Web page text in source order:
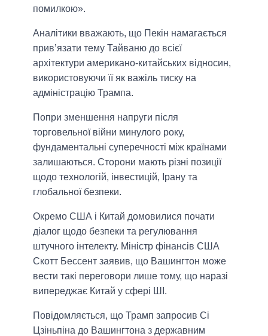
помилкою».
Аналітики вважають, що Пекін намагається
прив’язати тему Тайваню до всієї
архітектури американо-китайських відносин,
використовуючи її як важіль тиску на
адміністрацію Трампа.
Попри зменшення напруги після
торговельної війни минулого року,
фундаментальні суперечності між країнами
залишаються. Сторони мають різні позиції
щодо технологій, інвестицій, Ірану та
глобальної безпеки.
Окремо США і Китай домовилися почати
діалог щодо безпеки та регулювання
штучного інтелекту. Міністр фінансів США
Скотт Бессент заявив, що Вашингтон може
вести такі переговори лише тому, що наразі
випереджає Китай у сфері ШІ.
Повідомляється, що Трамп запросив Сі
Цзіньпіна до Вашингтона з державним